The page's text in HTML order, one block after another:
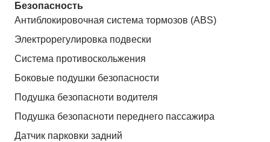
Безопасность
Антиблокировочная система тормозов (ABS)
Электрорегулировка подвески
Система противоскольжения
Боковые подушки безопасности
Подушка безопасноти водителя
Подушка безопасноти переднего пассажира
Датчик парковки задний